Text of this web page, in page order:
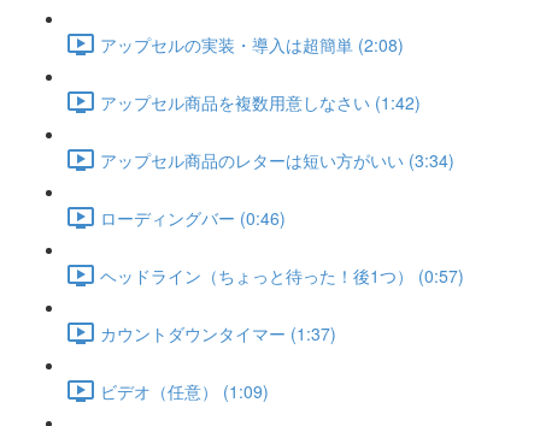
アップセルの実装・導入は超簡単 (2:08)
アップセル商品を複数用意しなさい (1:42)
アップセル商品のレターは短い方がいい (3:34)
ローディングバー (0:46)
ヘッドライン（ちょっと待った！後1つ） (0:57)
カウントダウンタイマー (1:37)
ビデオ（任意） (1:09)